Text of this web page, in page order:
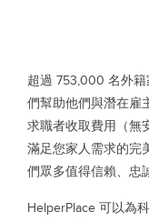
超過 753,000 名外
們幫助他們與潛在雇
求職者收取費用（無
滿足您家人需求的完
們眾多值得信賴、忠
HelperPlace 可以為